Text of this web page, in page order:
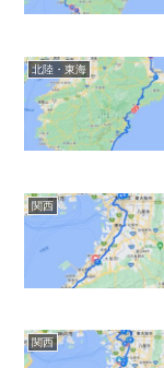
北陸・東海
関西
関西